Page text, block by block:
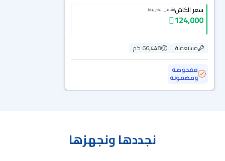
سعر الكاش(شامل الضريبة)
124,000
مستعملة
66,448 كم
مفحوصة
ومضمونة
نجددها ونجهزها